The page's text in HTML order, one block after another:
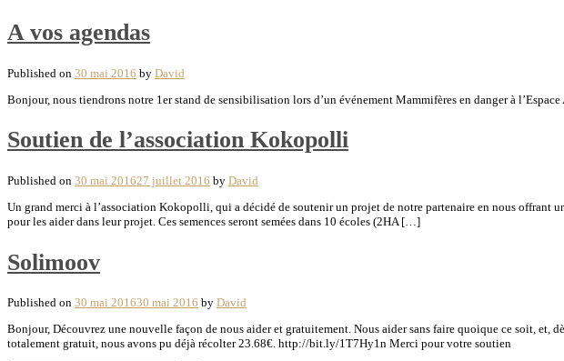
A vos agendas
Published on 30 mai 2016 by David
Bonjour, nous tiendrons notre 1er stand de sensibilisation lors d’un événement Mammifères en danger à
Soutien de l’association Kokopolli
Published on 30 mai 201627 juillet 2016 by David
Un grand merci à l’association Kokopolli, qui a décidé de soutenir un projet de notre partenaire en nous offrant
pour les aider dans leur projet. Ces semences seront semées dans 10 écoles (2HA […]
Solimoov
Published on 30 mai 201630 mai 2016 by David
Bonjour, Découvrez une nouvelle façon de nous aider et gratuitement. Nous aider sans faire quoique ce soit, et,
totalement gratuit, nous avons pu déjà récolter 23.68€. http://bit.ly/1T7Hy1n Merci pour votre soutien